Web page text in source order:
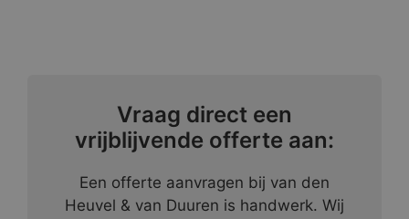
Vraag direct een
vrijblijvende offerte aan:
Een offerte aanvragen bij van den
Heuvel & van Duuren is handwerk. Wij